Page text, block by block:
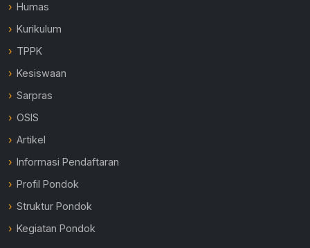
Humas
Kurikulum
TPPK
Kesiswaan
Sarpras
OSIS
Artikel
Informasi Pendaftaran
Profil Pondok
Struktur Pondok
Kegiatan Pondok